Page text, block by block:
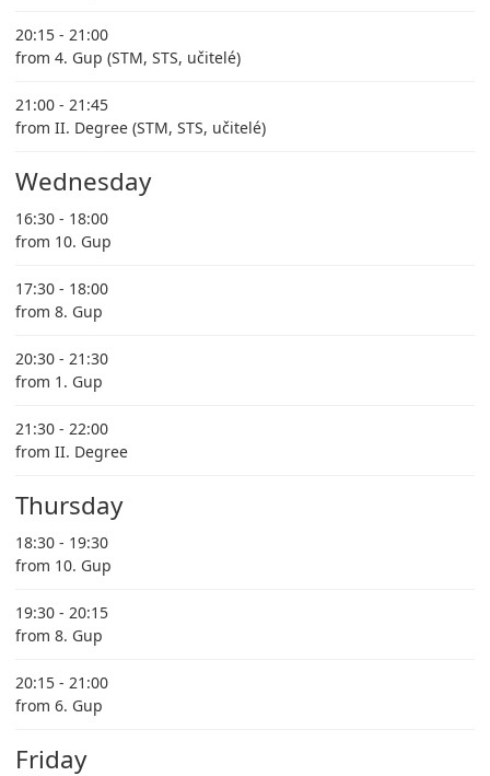
20:15 - 21:00
from 4. Gup (STM, STS, učitelé)
21:00 - 21:45
from II. Degree (STM, STS, učitelé)
Wednesday
16:30 - 18:00
from 10. Gup
17:30 - 18:00
from 8. Gup
20:30 - 21:30
from 1. Gup
21:30 - 22:00
from II. Degree
Thursday
18:30 - 19:30
from 10. Gup
19:30 - 20:15
from 8. Gup
20:15 - 21:00
from 6. Gup
Friday